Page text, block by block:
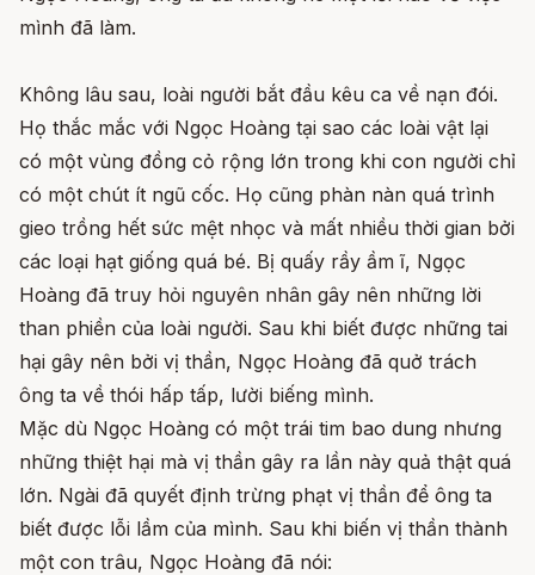
mình đã làm.
Không lâu sau, loài người bắt đầu kêu ca về nạn đói.
Họ thắc mắc với Ngọc Hoàng tại sao các loài vật lại
có một vùng đồng cỏ rộng lớn trong khi con người chỉ
có một chút ít ngũ cốc. Họ cũng phàn nàn quá trình
gieo trồng hết sức mệt nhọc và mất nhiều thời gian bởi
các loại hạt giống quá bé. Bị quấy rầy ầm ĩ, Ngọc
Hoàng đã truy hỏi nguyên nhân gây nên những lời
than phiền của loài người. Sau khi biết được những tai
hại gây nên bởi vị thần, Ngọc Hoàng đã quở trách
ông ta về thói hấp tấp, lười biếng mình.
Mặc dù Ngọc Hoàng có một trái tim bao dung nhưng
những thiệt hại mà vị thần gây ra lần này quả thật quá
lớn. Ngài đã quyết định trừng phạt vị thần để ông ta
biết được lỗi lầm của mình. Sau khi biến vị thần thành
một con trâu, Ngọc Hoàng đã nói: